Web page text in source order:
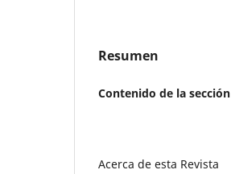
Resumen
Contenido de la sección
Acerca de esta Revista